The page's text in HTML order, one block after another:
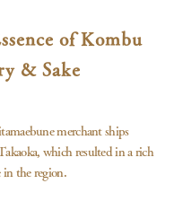
of Kombu
& Sake
merchant ships
which resulted in a rich
the region.